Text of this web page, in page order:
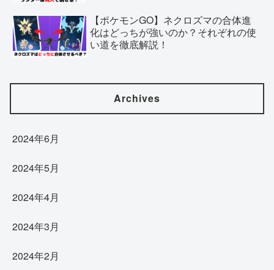
【ポケモンGO】ネクロズマの合体進
化はどっちが強いのか？それぞれの使
い道を徹底解説！
Archives
2024年6月
2024年5月
2024年4月
2024年3月
2024年2月